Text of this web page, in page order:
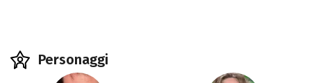
Personaggi